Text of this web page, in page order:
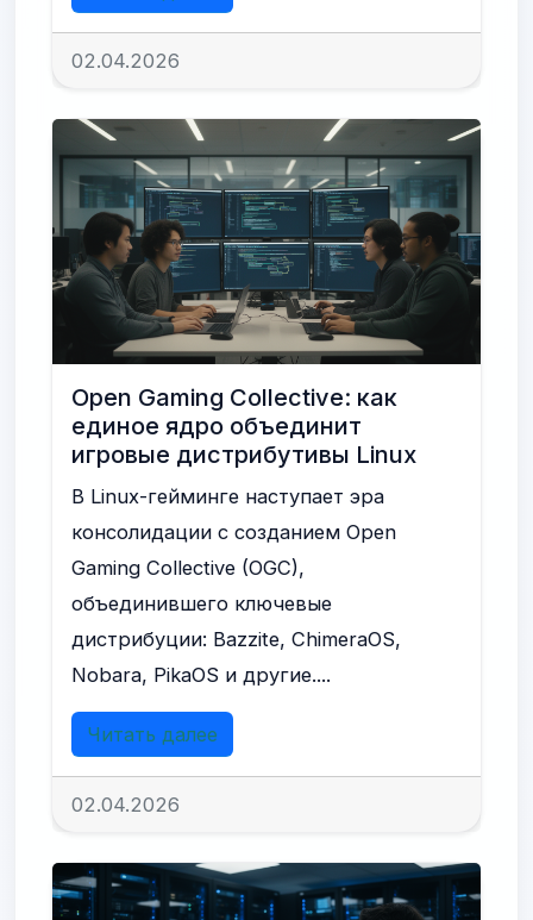
02.04.2026
Open Gaming Collective: как
единое ядро объединит
игровые дистрибутивы Linux
В Linux-гейминге наступает эра
консолидации с созданием Open
Gaming Collective (OGC),
объединившего ключевые
дистрибуции: Bazzite, ChimeraOS,
Nobara, PikaOS и другие....
Читать далее
02.04.2026